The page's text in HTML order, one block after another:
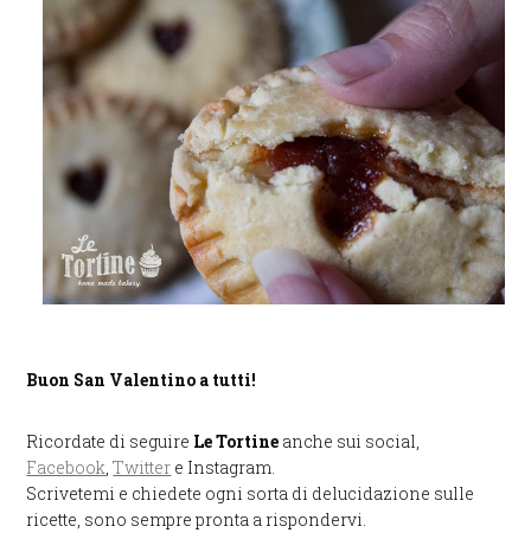
Buon San Valentino a tutti!
Ricordate di seguire Le Tortine anche sui social,
Facebook,Twitter e Instagram.
Scrivetemi e chiedete ogni sorta di delucidazione sulle
ricette, sono sempre pronta a rispondervi.